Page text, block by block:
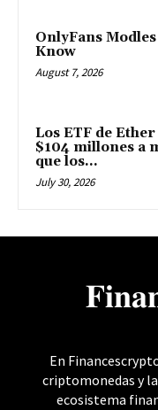
OnlyFans
Know
August 7, 2026
Los ETF de
$104 millones a
que los...
July 30, 2026
En
criptomonedas y
ecosistema